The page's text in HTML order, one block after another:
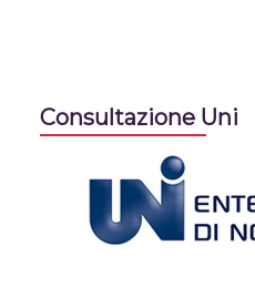
Consultazione Uni